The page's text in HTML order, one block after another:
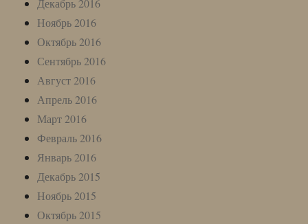
Декабрь 2016
Ноябрь 2016
Октябрь 2016
Сентябрь 2016
Август 2016
Апрель 2016
Март 2016
Февраль 2016
Январь 2016
Декабрь 2015
Ноябрь 2015
Октябрь 2015